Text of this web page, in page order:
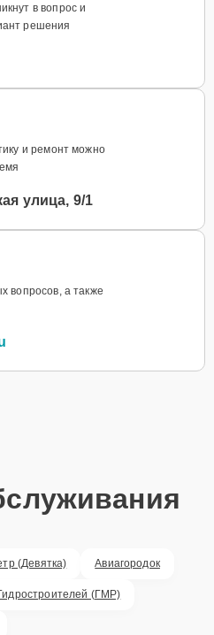
в вопрос и
решения
и ремонт можно
улица, 9/1
вопросов, а также
(Девятка) Авиагородок
(ГМР)